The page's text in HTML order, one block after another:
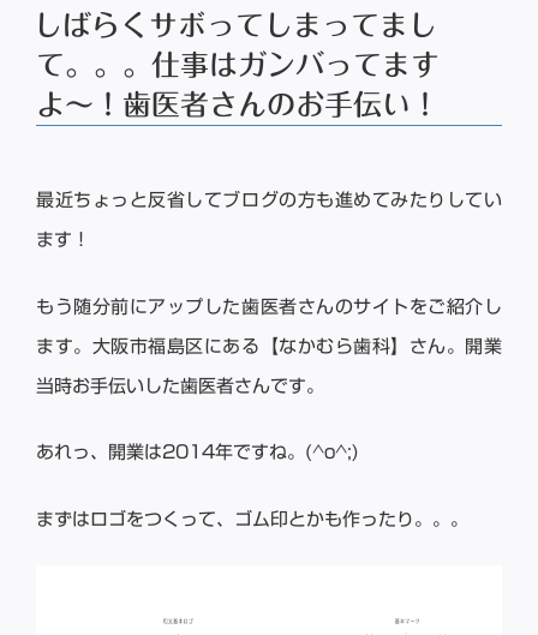
稿
日:
しばらくサボってしまってまし
て。。。仕事はガンバってます
よ〜！歯医者さんのお手伝い！
最近ちょっと反省してブログの方も進めてみたりしてい
ます！
もう随分前にアップした歯医者さんのサイトをご紹介し
ます。大阪市福島区にある【なかむら歯科】さん。開業
当時お手伝いした歯医者さんです。
あれっ、開業は2014年ですね。(^o^;)
まずはロゴをつくって、ゴム印とかも作ったり。。。